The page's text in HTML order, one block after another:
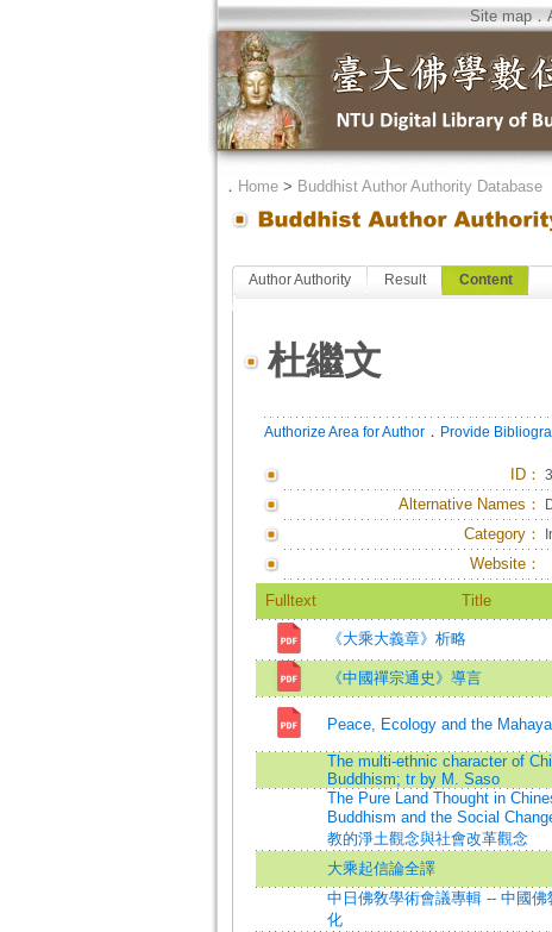
Site map．
． Home> Buddhist Author Authority Database
Author Authority Result Content
杜繼文
Authorize Area for Author． Provide
ID：
Alternative Names：
Category：
Website：
Fulltext Title
《大乘大義章》析略
《中國禪宗通史》導言
Peace, Ecology and the
The multi-ethnic character of
Buddhism; tr by M. Saso
The Pure Land Thought in
Buddhism and the Social
教的淨土觀念與社會改革觀念
大乘起信論全譯
中日佛敎學術會議專輯 -- 中國佛
化